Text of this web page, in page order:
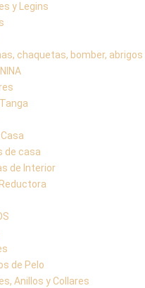
y Legins
chaquetas, bomber, abrigos
de casa
de Interior
de Pelo
Anillos y Collares